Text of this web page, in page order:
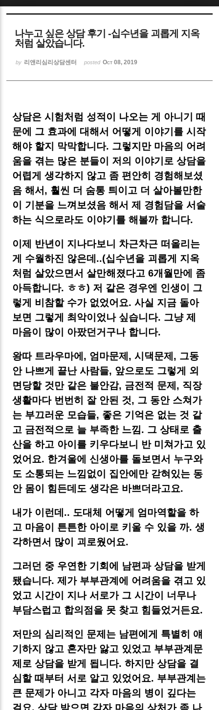
나누고 싶은 상담 후기 -십수년을 괴롭게 지옥
처럼 살았습니다.
by 리앤리심리상담센터 posted Oct 08, 2019
상담은 시험처럼 성적이 나오는 게 아니기 때
문에 그 효과에 대해서 어떻게 이야기를 시작
해야 할지 막막합니다. 그렇지만 마음의 어려
움을 겪는 많은 분들이 저의 이야기로 상담을
어렵게 생각하지 않고 좀 편안히 경험해보셨
음 해서, 훨씬 더 숨통 틔이고 더 살아볼만한
이 기분을 느껴보셨음 해서 제 경험담을 서술
하는 식으로라도 이야기를 해볼까 합니다.
이제 반년이 지나다보니 차근차근 떠올리는
게 수월하진 않은데..(십수년을 괴롭게 지옥
처럼 살았으면서 살만해졌다고 6개월만에 좀
아득합니다. ㅎㅎ) 저 같은 경우엔 인생이 그
렇게 비참할 수가 없었어요. 사실 지금 돌아
보면 그렇게 최악이었나 싶습니다. 그냥 제
마음이 많이 아팠던거구나 합니다.
왕따 트라우마에, 엄마문제, 시댁문제, 그동
안 나쁘게 끝난 사람들, 앞으로도 그렇게 외
면당할 것만 같은 불안감, 금전적 문제, 직장
생활마다 번번히 잘 안된 것, 그 동안 스쳐가
는 부끄러운 모습들, 좋은 기억은 없는 것 같
고 금전적으로 늘 부족한 느낌. 그 상태로 출
산을 하고 아이를 키우다보니 반 미쳐가고 있
었어요. 한겨울에 신생아를 돌보면서 누구와
도 소통되는 느낌없이 집안에만 갇혀있는 동
안 몸이 힘든데도 생각은 바쁘더라고요.
내가 이런데.. 도대체 어떻게 엄마역할을 하
고 마음이 튼튼한 아이로 키울 수 있을 까. 생
각하면서 많이 괴로웠어요.
그러던 중 우연한 기회에 남편과 상담을 받게
됐습니다. 제가 부부관계에 어려움을 겪고 있
었고 시간이 지나 서로가 그 시간이 너무나
부담스럽고 합의점을 못 찾고 힘들었거든요.
저만의 심리적인 문제는 남편에게 특별히 얘
기하지 않고 혼자만 앓고 있었고 부부관계문
제로 상담을 받게 됩니다. 하지만 상담을 결
심할 때부터 서로 알고 있었어요. 부부관계는
큰 문제가 아니고 각자 마음의 병이 깊다는
걸요. 상담 받으면 각자 마음의 상처가 좀 나
Sketchbook5, 스케치북5
Sketchbook5, 스케치북5